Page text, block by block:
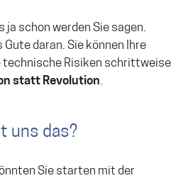
ja schon werden Sie sagen.
Gute daran. Sie können Ihre
technische Risiken schrittweise
statt Revolution.
uns das?
Sie starten mit der